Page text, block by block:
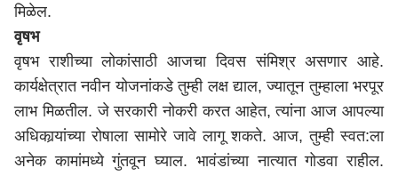
मिळेल.
वृषभ
वृषभ राशीच्या लोकांसाठी आजचा दिवस संमिश्र असणार आहे.
कार्यक्षेत्रात नवीन योजनांकडे तुम्ही लक्ष द्याल, ज्यातून तुम्हाला भरपूर
लाभ मिळतील. जे सरकारी नोकरी करत आहेत, त्यांना आज आपल्या
अधिकार्‍यांच्या रोषाला सामोरे जावे लागू शकते. आज, तुम्ही स्वत:ला
अनेक कामांमध्ये गुंतवून घ्याल. भावंडांच्या नात्यात गोडवा राहील.